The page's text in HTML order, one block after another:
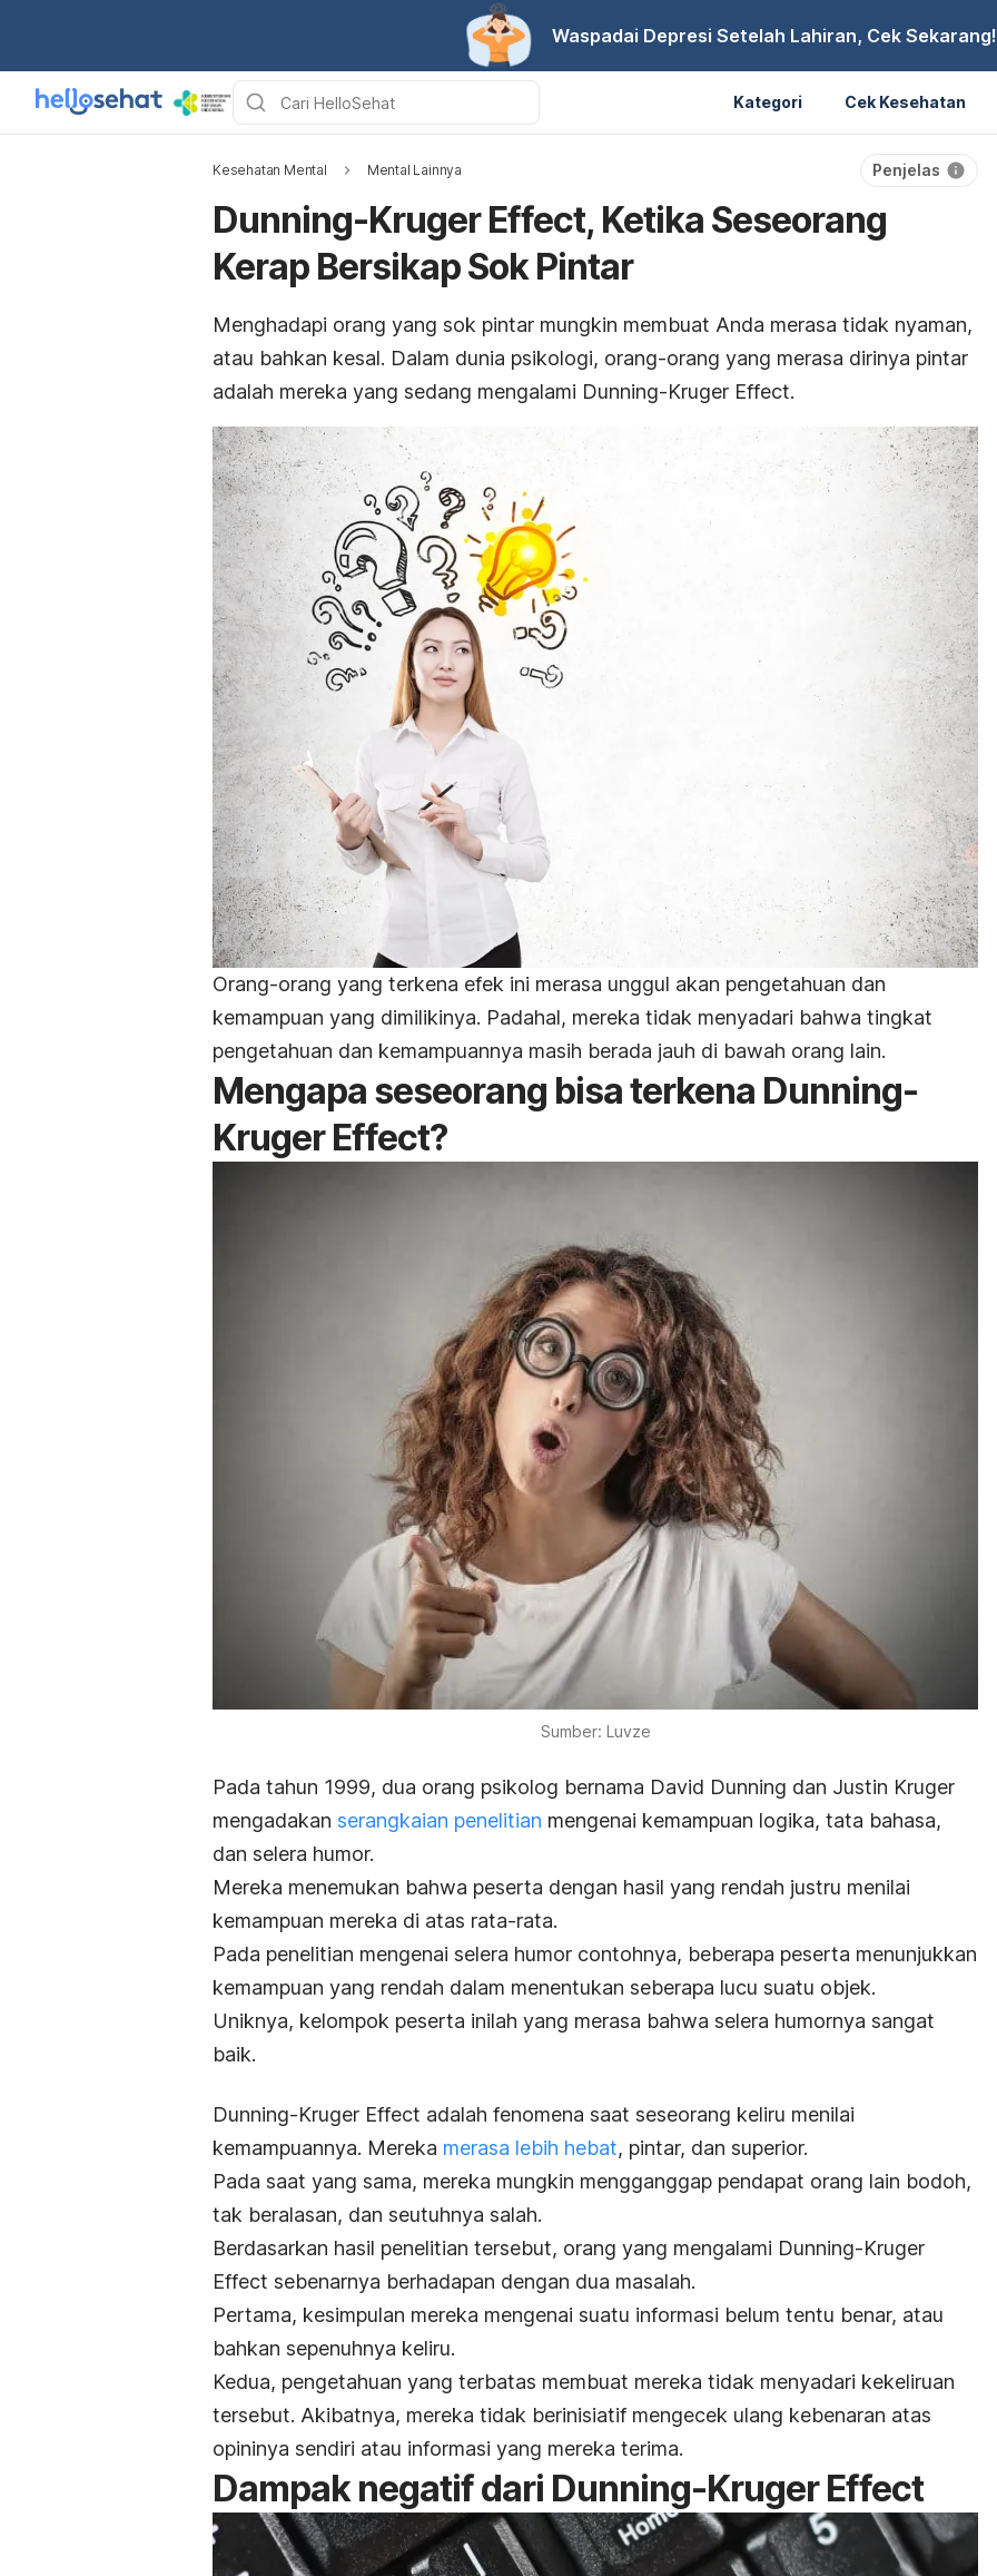
Waspadai Depresi Setelah Lahiran, Cek Sekarang!
Kategori Cek Kesehatan
Kesehatan Mental Mental Lainnya Penjelas
Dunning-Kruger Effect, Ketika Seseorang
Kerap Bersikap Sok Pintar
Menghadapi orang yang sok pintar mungkin membuat Anda merasa tidak nyaman,
atau bahkan kesal. Dalam dunia psikologi, orang-orang yang merasa dirinya pintar
adalah mereka yang sedang mengalami Dunning-Kruger Effect.
Orang-orang yang terkena efek ini merasa unggul akan pengetahuan dan
kemampuan yang dimilikinya. Padahal, mereka tidak menyadari bahwa tingkat
pengetahuan dan kemampuannya masih berada jauh di bawah orang lain.
Mengapa seseorang bisa terkena Dunning-
KrugerEffect?
Sumber: Luvze
Pada tahun 1999, dua orang psikolog bernama David Dunning dan Justin Kruger
mengadakan serangkaian penelitian mengenai kemampuan logika, tata bahasa,
dan selera humor.
Mereka menemukan bahwa peserta dengan hasil yang rendah justru menilai
kemampuan mereka di atas rata-rata.
Pada penelitian mengenai selera humor contohnya, beberapa peserta menunjukkan
kemampuan yang rendah dalam menentukan seberapa lucu suatu objek.
Uniknya, kelompok peserta inilah yang merasa bahwa selera humornya sangat
baik.
Dunning-Kruger Effect adalah fenomena saat seseorang keliru menilai
kemampuannya. Mereka merasa lebih hebat, pintar, dan superior.
Pada saat yang sama, mereka mungkin mengganggap pendapat orang lain bodoh,
tak beralasan, dan seutuhnya salah.
Berdasarkan hasil penelitian tersebut, orang yang mengalami Dunning-Kruger
Effect sebenarnya berhadapan dengan dua masalah.
Pertama, kesimpulan mereka mengenai suatu informasi belum tentu benar, atau
bahkan sepenuhnya keliru.
Kedua, pengetahuan yang terbatas membuat mereka tidak menyadari kekeliruan
tersebut. Akibatnya, mereka tidak berinisiatif mengecek ulang kebenaran atas
opininya sendiri atau informasi yang mereka terima.
Dampak negatif dari Dunning-Kruger Effect